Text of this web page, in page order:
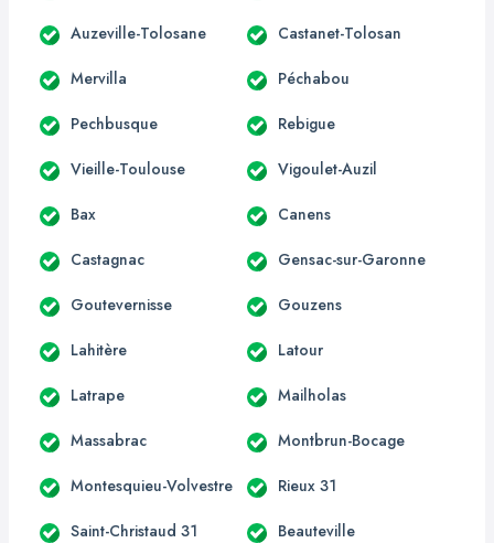
Auzeville-Tolosane Castanet-Tolosan
Mervilla Péchabou
Pechbusque Rebigue
Vieille-Toulouse Vigoulet-Auzil
Bax Canens
Castagnac Gensac-sur-Garonne
Goutevernisse Gouzens
Lahitère Latour
Latrape Mailholas
Massabrac Montbrun-Bocage
Montesquieu-Volvestre Rieux 31
Saint-Christaud 31 Beauteville